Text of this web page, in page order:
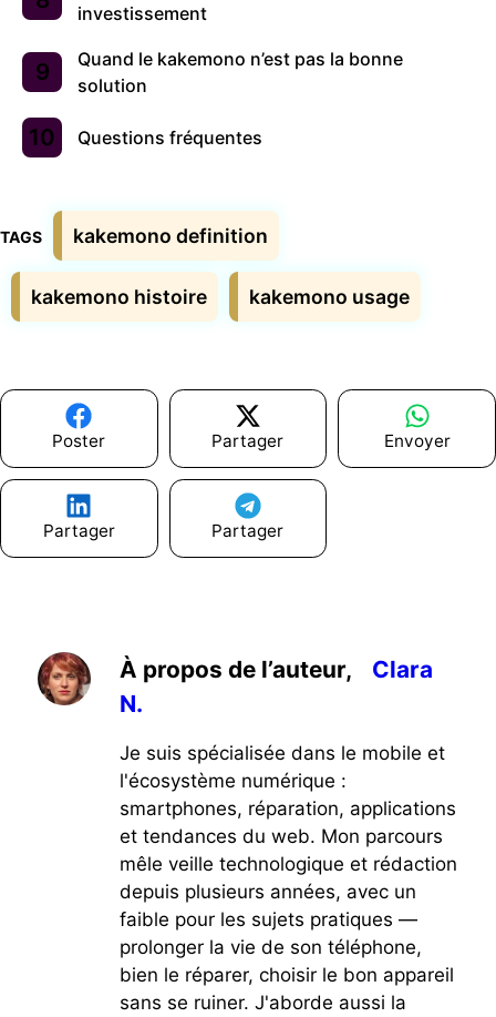
investissement
Quand le kakemono n’est pas la bonne
solution
Questions fréquentes
Étiquettes
kakemono definition
kakemono histoire kakemono usage
Poster Partager Envoyer
Partager Partager
À propos de l’auteur,
Clara
N.
Je suis spécialisée dans le mobile et
l'écosystème numérique :
smartphones, réparation, applications
et tendances du web. Mon parcours
mêle veille technologique et rédaction
depuis plusieurs années, avec un
faible pour les sujets pratiques —
prolonger la vie de son téléphone,
bien le réparer, choisir le bon appareil
sans se ruiner. J'aborde aussi la